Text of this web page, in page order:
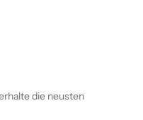
zu Element 1
zu Element 2
die neusten